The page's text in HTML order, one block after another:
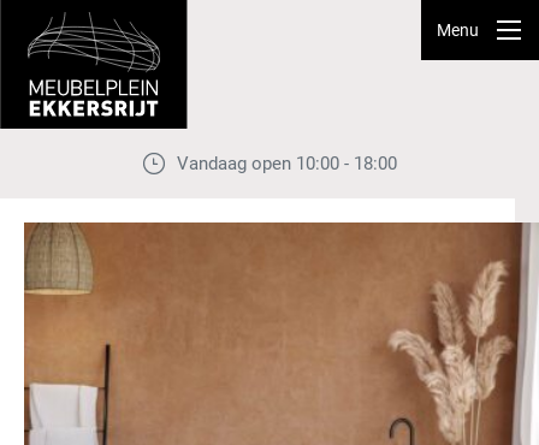
Menu
Vandaag open 10:00 - 18:00